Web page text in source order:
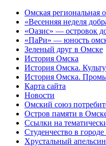
Омская региональная
«Весенняя неделя
«Оазис» — островок
«ПаРи» — юность
Зеленый друг в Омске
История Омска
История Омска.
История Омска.
Карта сайта
Новости
Омский союз
Остров памяти в
Ссылки на
Студенчество в
Хрустальный апельсин